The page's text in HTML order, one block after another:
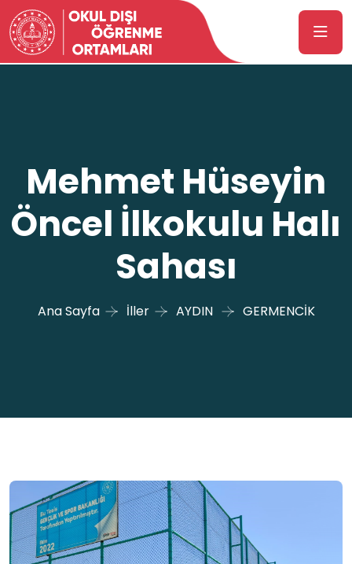
Mehmet Hüseyin
Öncel İlkokulu Halı
Sahası
Ana Sayfa İller AYDIN GERMENCİK